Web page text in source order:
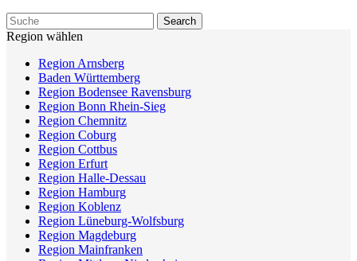
Region wählen
Region Arnsberg
Baden Württemberg
Region Bodensee Ravensburg
Region Bonn Rhein-Sieg
Region Chemnitz
Region Coburg
Region Cottbus
Region Erfurt
Region Halle-Dessau
Region Hamburg
Region Koblenz
Region Lüneburg-Wolfsburg
Region Magdeburg
Region Mainfranken